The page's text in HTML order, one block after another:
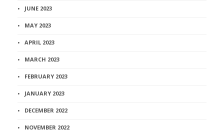
JUNE 2023
MAY 2023
APRIL 2023
MARCH 2023
FEBRUARY 2023
JANUARY 2023
DECEMBER 2022
NOVEMBER 2022